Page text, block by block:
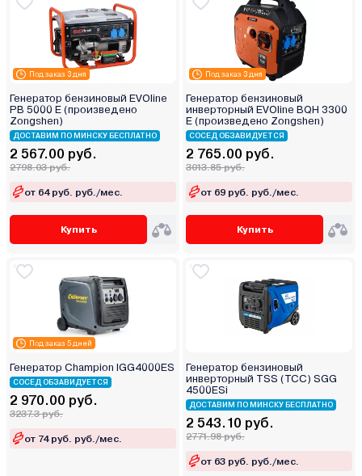
Под заказ 3 дня
Генератор бензиновый EVOline
PB 5000 E (произведено
Zongshen)
ДОСТАВИМ ПО МИНСКУ БЕСПЛАТНО
2 567.00 руб.
2798.03 руб.
от 64 руб. руб./мес.
Купить
Под заказ 3 дня
Генератор бензиновый
инверторный EVOline BQH 3300
E (произведено Zongshen)
СОСЕД ОБЗАВИДУЕТСЯ
2 765.00 руб.
3013.85 руб.
от 69 руб. руб./мес.
Купить
Под заказ 5 дней
Генератор Champion IGG4000ES
СОСЕД ОБЗАВИДУЕТСЯ
2 970.00 руб.
3237.3 руб.
от 74 руб. руб./мес.
Генератор бензиновый
инверторный TSS (ТСС) SGG
4500ESi
ДОСТАВИМ ПО МИНСКУ БЕСПЛАТНО
2 543.10 руб.
2771.98 руб.
от 63 руб. руб./мес.